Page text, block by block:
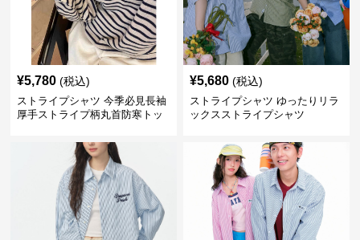
¥5,780 (税込)
ストライプシャツ 今季必見長袖
厚手ストライプ柄丸首防寒トッ
¥5,680 (税込)
ストライプシャツ ゆったりリラ
ックスストライプシャツ